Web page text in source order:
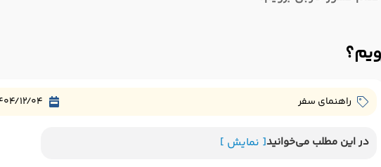
راهنمای سفر 12/04
در این مطلب می‌خوانید[ نمایش ]